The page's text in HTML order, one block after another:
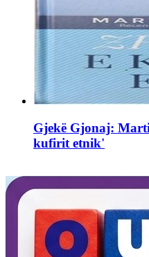
Gjekë Gjonaj:
kufirit etnik'